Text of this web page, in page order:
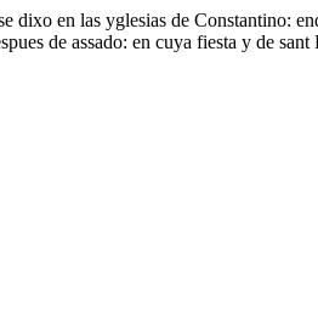
en las yglesias de Constantino:
de assado: en cuya fiesta y de sant